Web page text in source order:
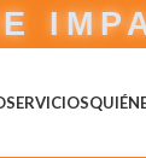
SERVICIOS